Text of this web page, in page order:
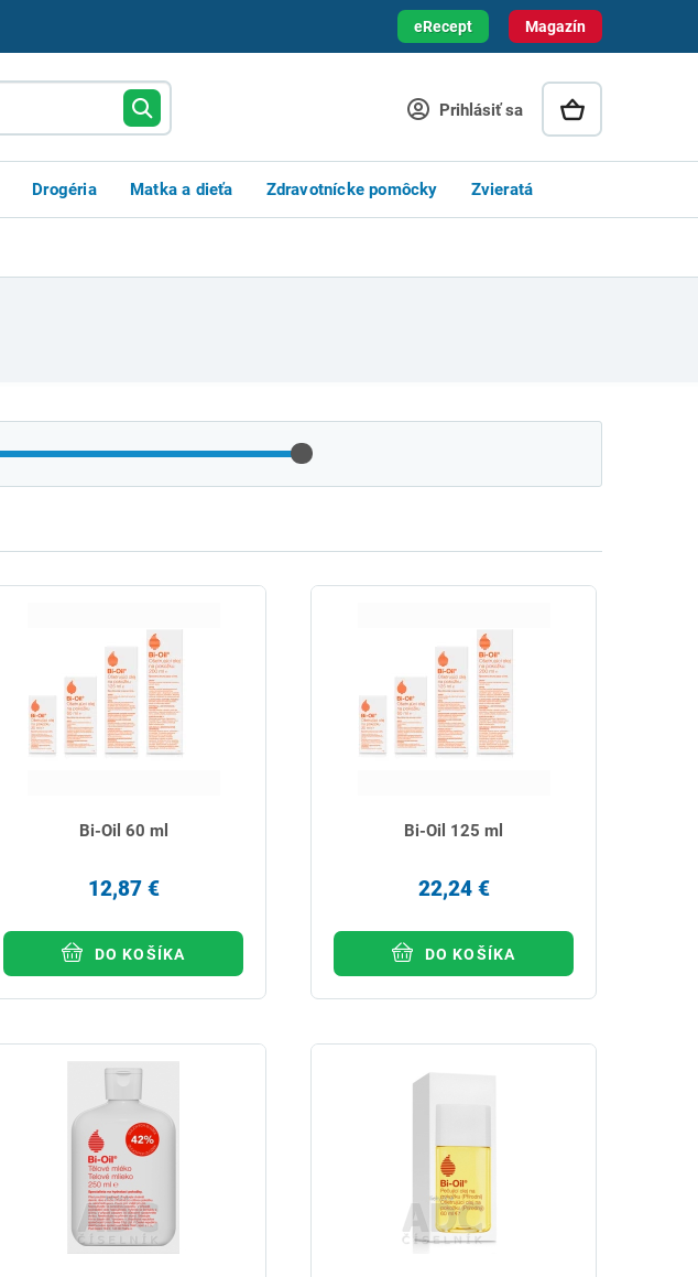
Magazín
eRecept
Prihlásiť sa
Drogéria Matka a dieťa Zdravotnícke pomôcky Zvieratá
Bi-Oil 60 ml
12,87 €
DO KOŠÍKA
Bi-Oil 125 ml
22,24 €
DO KOŠÍKA